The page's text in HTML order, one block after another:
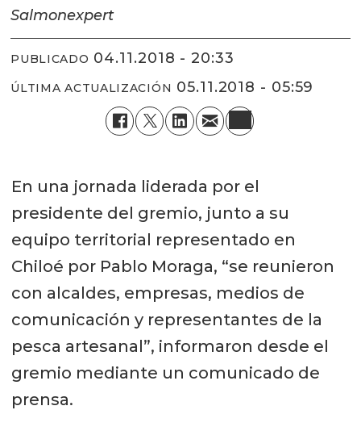
Salmonexpert
PUBLICADO 04.11.2018 - 20:33
ÚLTIMA ACTUALIZACIÓN 05.11.2018 - 05:59
En una jornada liderada por el
presidente del gremio, junto a su
equipo territorial representado en
Chiloé por Pablo Moraga, “se reunieron
con alcaldes, empresas, medios de
comunicación y representantes de la
pesca artesanal”, informaron desde el
gremio mediante un comunicado de
prensa.